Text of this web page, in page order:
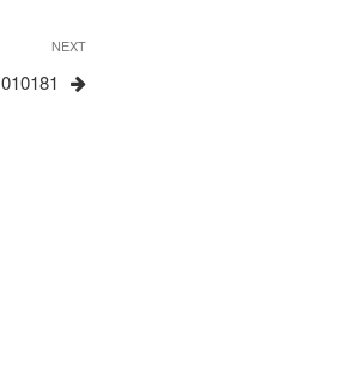
Next
Post
NEXT
010181